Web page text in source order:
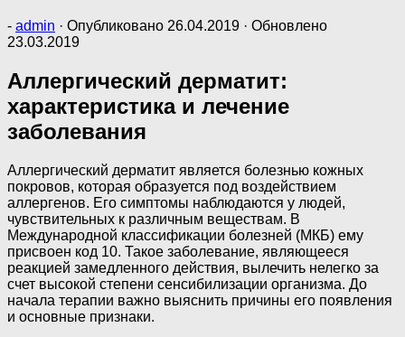
- admin · Опубликовано 26.04.2019 · Обновлено
23.03.2019
Аллергический дерматит:
характеристика и лечение
заболевания
Аллергический дерматит является болезнью кожных
покровов, которая образуется под воздействием
аллергенов. Его симптомы наблюдаются у людей,
чувствительных к различным веществам. В
Международной классификации болезней (МКБ) ему
присвоен код 10. Такое заболевание, являющееся
реакцией замедленного действия, вылечить нелегко за
счет высокой степени сенсибилизации организма. До
начала терапии важно выяснить причины его появления
и основные признаки.